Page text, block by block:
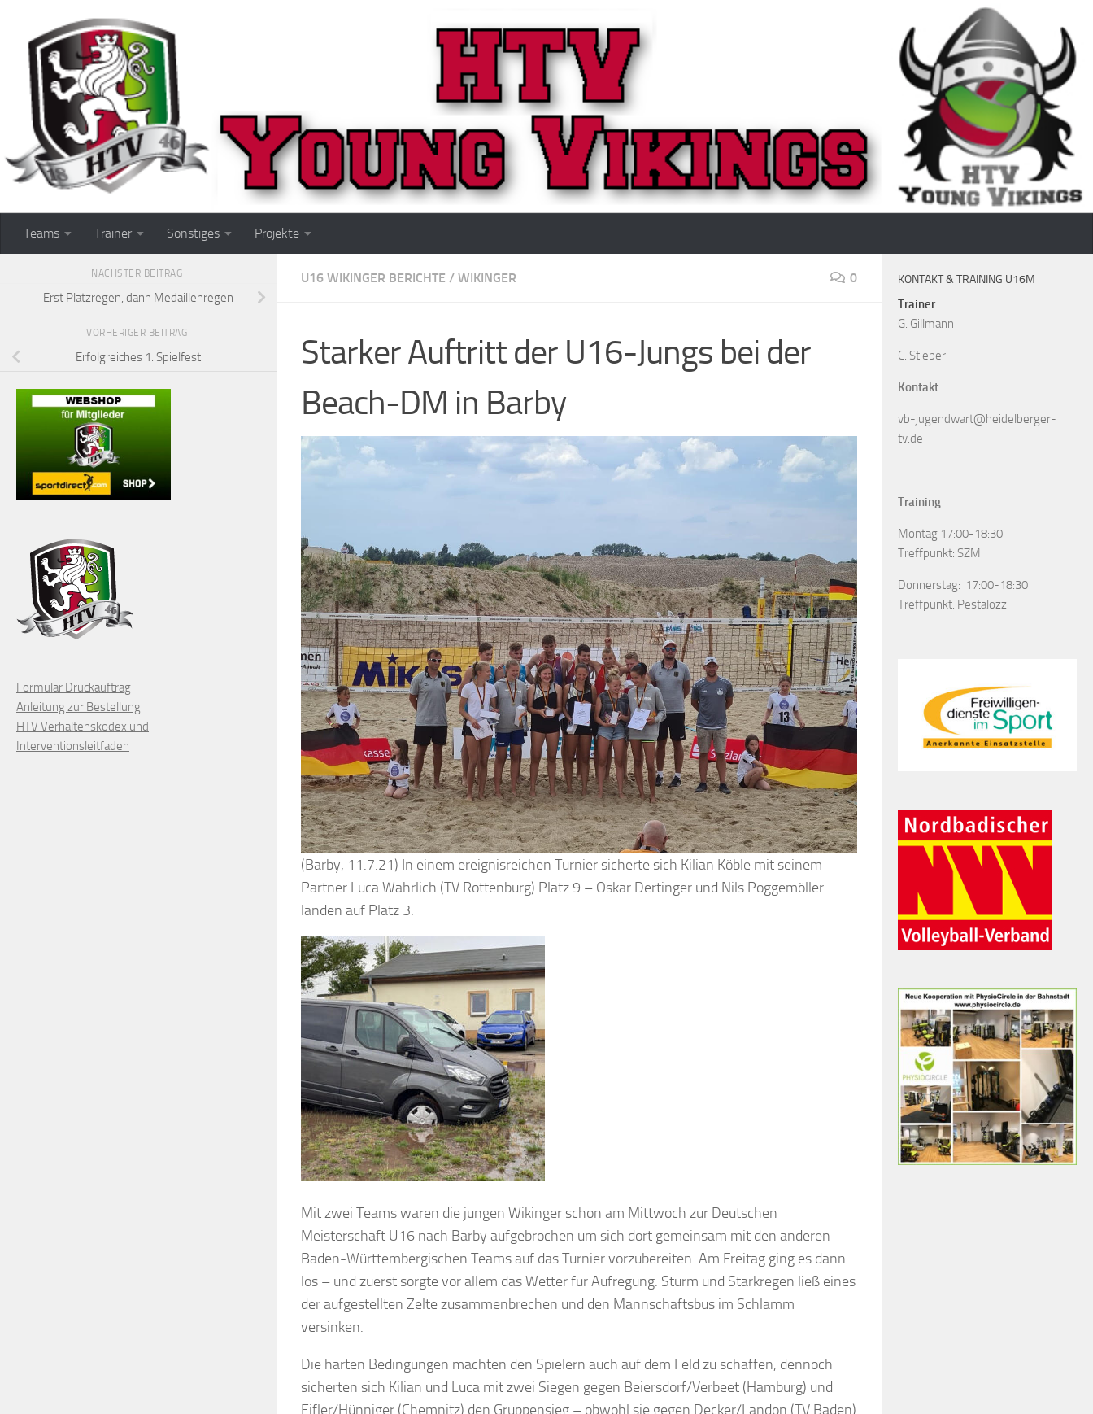
Zum Inhalt springen
Teams Trainer Sonstiges Projekte
U16 WIKINGER BERICHTE / WIKINGER 0
Starker Auftritt der U16-Jungs bei der
Beach-DM in Barby
(Barby, 11.7.21) In einem ereignisreichen Turnier sicherte sich Kilian Köble mit seinem
Partner Luca Wahrlich (TV Rottenburg) Platz 9 – Oskar Dertinger und Nils Poggemöller
landen auf Platz 3.
Mit zwei Teams waren die jungen Wikinger schon am Mittwoch zur Deutschen
Meisterschaft U16 nach Barby aufgebrochen um sich dort gemeinsam mit den anderen
Baden-Württembergischen Teams auf das Turnier vorzubereiten. Am Freitag ging es dann
los – und zuerst sorgte vor allem das Wetter für Aufregung. Sturm und Starkregen ließ eines
der aufgestellten Zelte zusammenbrechen und den Mannschaftsbus im Schlamm
versinken.
Die harten Bedingungen machten den Spielern auch auf dem Feld zu schaffen, dennoch
sicherten sich Kilian und Luca mit zwei Siegen gegen Beiersdorf/Verbeet (Hamburg) und
Eifler/Hünniger (Chemnitz) den Gruppensieg – obwohl sie gegen Decker/Landon (TV Baden)
NÄCHSTER BEITRAG
Erst Platzregen, dann Medaillenregen
VORHERIGER BEITRAG
Erfolgreiches 1. Spielfest
Formular Druckauftrag
Anleitung zur Bestellung
HTV Verhaltenskodex und
Interventionsleitfaden
KONTAKT & TRAINING U16M
Trainer
G. Gillmann
C. Stieber
Kontakt
vb-jugendwart@heidelberger-
tv.de
Training
Montag 17:00-18:30
Treffpunkt: SZM
Donnerstag: 17:00-18:30
Treffpunkt: Pestalozzi